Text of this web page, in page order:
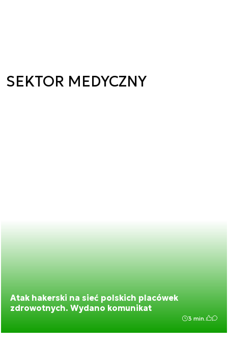
SEKTOR MEDYCZNY
Atak hakerski na sieć polskich placówek
zdrowotnych. Wydano komunikat
3 min.